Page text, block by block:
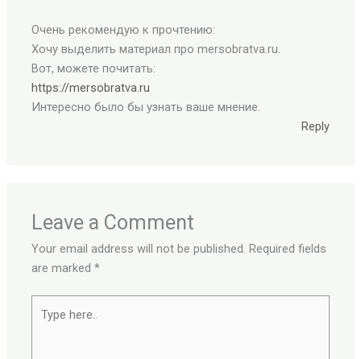
Очень рекомендую к прочтению:
Хочу выделить материал про mersobratva.ru.
Вот, можете почитать:
https://mersobratva.ru
Интересно было бы узнать ваше мнение.
Reply
Leave a Comment
Your email address will not be published. Required fields
are marked*
here..